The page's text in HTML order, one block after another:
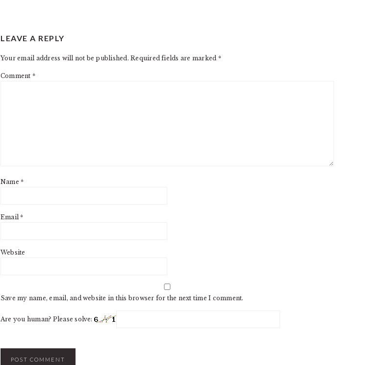
INTERACTIONS
LEAVE A REPLY
Your email address will not be published. Required fields are marked *
Comment *
Name*
Email*
Website
Save my name, email, and website in this browser for the next time I comment.
Are you human? Please solve: